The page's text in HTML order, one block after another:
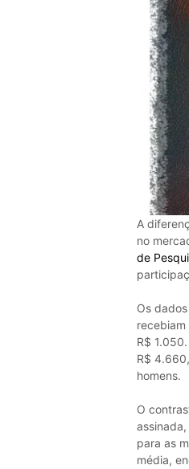
A
no
de
Os
R$
R$
homens.
O
para as
média,